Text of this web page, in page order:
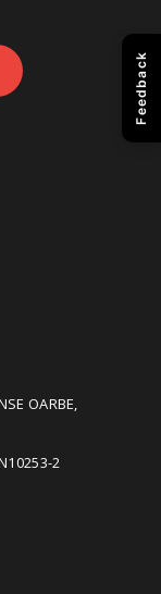
OARBE,
2
Feedback